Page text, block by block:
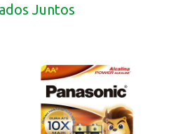
Juntos